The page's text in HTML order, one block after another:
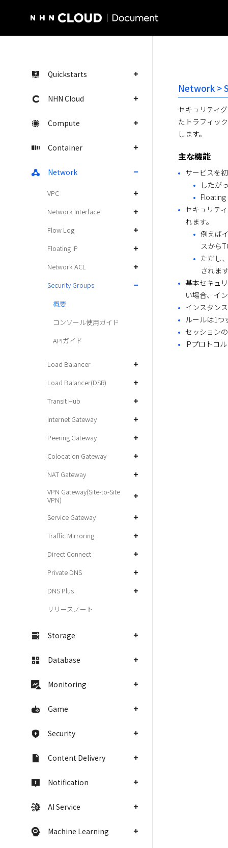
Quickstarts
NHN Cloud
Compute
Container
Network
VPC
Network Interface
Flow Log
Floating IP
Network ACL
Security Groups
概要
コンソール使用ガイド
APIガイド
Load Balancer
Load Balancer(DSR)
Transit Hub
Internet Gateway
Peering Gateway
Colocation Gateway
NAT Gateway
VPN Gateway(Site-to-Site
VPN)
Service Gateway
Traffic Mirroring
Direct Connect
Private DNS
DNS Plus
リリースノート
Storage
Database
Monitoring
Game
Security
Content Delivery
Notification
AI Service
Machine Learning
Network >
セキュリティ
たトラフィッ
します。
主な機能
サービスを
したが
セキュリテ
れます。
例えば
スから
ただし
されま
基本セキュ
い場合、イ
インスタン
ルールは1つ
セッション
IPプロトコ